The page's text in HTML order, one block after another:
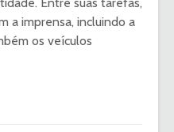
a imprensa, incluindo a
os veículos